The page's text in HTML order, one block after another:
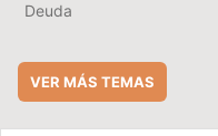
Deuda
VER MÁS TEMAS